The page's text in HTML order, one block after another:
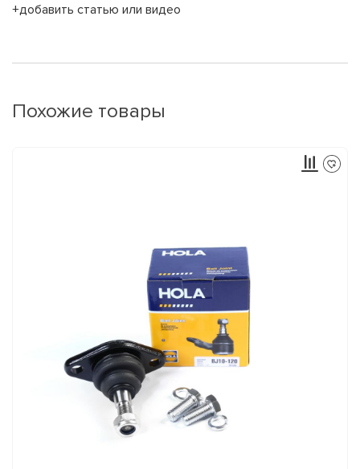
+добавить статью или видео
Похожие товары